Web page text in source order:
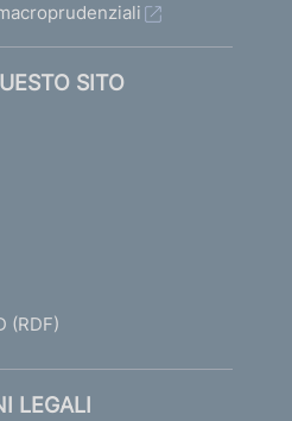
SITO
(RDF)
LEGALI